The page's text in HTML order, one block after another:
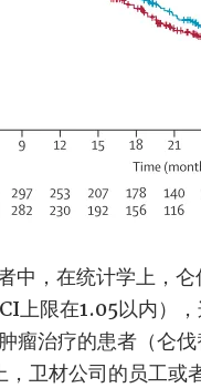
中，在统计学上，
上限在1.05以内）
瘤治疗的患者（仑
卫材公司的员工